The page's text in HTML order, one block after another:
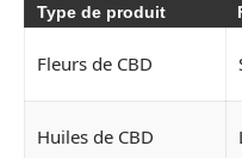
Type de produit
Fleurs de CBD
Huiles de CBD